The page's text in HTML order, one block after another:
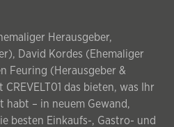
Herausgeber,
David Kordes (Ehemaliger
Feuring (Herausgeber &
das bieten, was Ihr
habt – in neuem Gewand,
besten Einkaufs-, Gastro- und